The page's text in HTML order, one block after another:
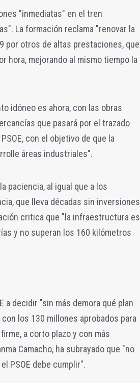
"inmediatas" en el tren
La formación reclama "renovar la
otros de altas prestaciones, que
hora, mejorando al mismo tiempo la
idóneo es ahora, con las obras
que pasará por el trazado
con el objetivo de que la
áreas industriales".
paciencia, al igual que a los
que lleva décadas sin inversiones
critica que "la infraestructura es
y no superan los 160 kilómetros
a decidir "sin más demora qué plan
los 130 millones aprobados para
a corto plazo y con más
Camacho, ha subrayado que "no
PSOE debe cumplir".